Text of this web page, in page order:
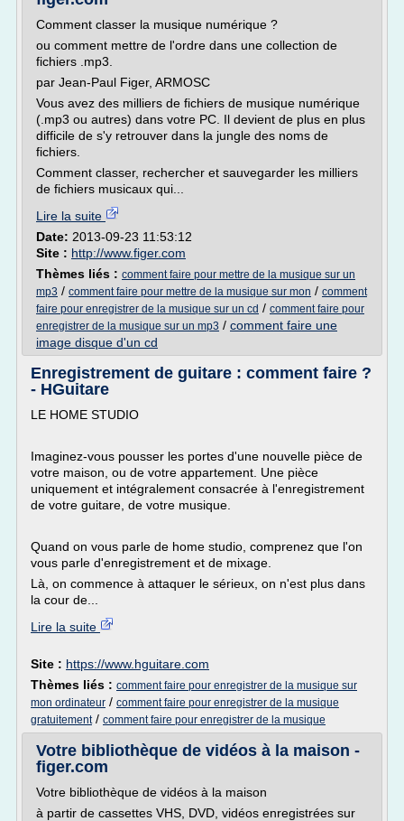
Comment classer la musique numérique ?
ou comment mettre de l'ordre dans une collection de
fichiers .mp3.
par Jean-Paul Figer, ARMOSC
Vous avez des milliers de fichiers de musique numérique
(.mp3 ou autres) dans votre PC. Il devient de plus en plus
difficile de s'y retrouver dans la jungle des noms de
fichiers.
Comment classer, rechercher et sauvegarder les milliers
de fichiers musicaux qui...
Lire la suite
Date: 2013-09-23 11:53:12
Site : http://www.figer.com
Thèmes liés : comment faire pour mettre de la musique sur un
mp3 / comment faire pour mettre de la musique sur mon / comment
faire pour enregistrer de la musique sur un cd / comment faire pour
enregistrer de la musique sur un mp3 / comment faire une
image disque d'un cd
Enregistrement de guitare : comment faire ?
- HGuitare
LE HOME STUDIO
Imaginez-vous pousser les portes d'une nouvelle pièce de
votre maison, ou de votre appartement. Une pièce
uniquement et intégralement consacrée à l'enregistrement
de votre guitare, de votre musique.
Quand on vous parle de home studio, comprenez que l'on
vous parle d'enregistrement et de mixage.
Là, on commence à attaquer le sérieux, on n'est plus dans
la cour de...
Lire la suite
Site : https://www.hguitare.com
Thèmes liés : comment faire pour enregistrer de la musique sur
mon ordinateur / comment faire pour enregistrer de la musique
gratuitement/ comment faire pour enregistrer de la musique
Votre bibliothèque de vidéos à la maison -
figer.com
Votre bibliothèque de vidéos à la maison
à partir de cassettes VHS, DVD, vidéos enregistrées sur